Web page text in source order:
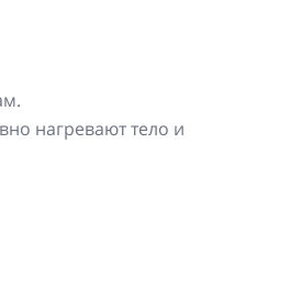
нагревают тело и